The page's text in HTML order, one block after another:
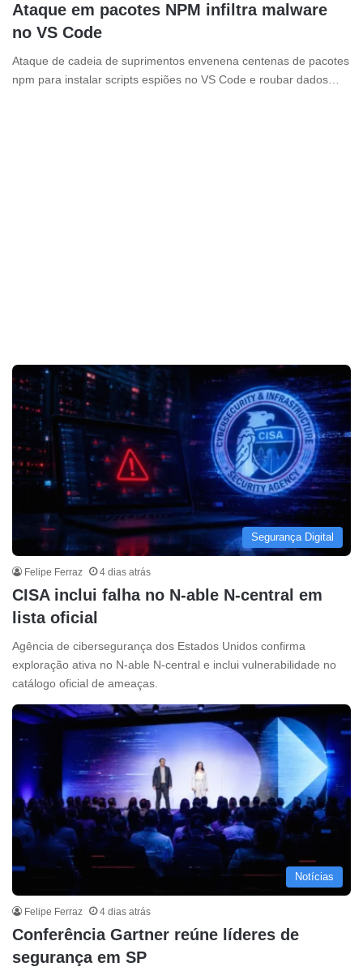
Ataque em pacotes NPM infiltra malware
no VS Code
Ataque de cadeia de suprimentos envenena centenas de pacotes
npm para instalar scripts espiões no VS Code e roubar dados…
Segurança Digital
Felipe Ferraz 4 dias atrás
CISA inclui falha no N-able N-central em
lista oficial
Agência de cibersegurança dos Estados Unidos confirma
exploração ativa no N-able N-central e inclui vulnerabilidade no
catálogo oficial de ameaças.
Notícias
Felipe Ferraz 4 dias atrás
Conferência Gartner reúne líderes de
segurança em SP